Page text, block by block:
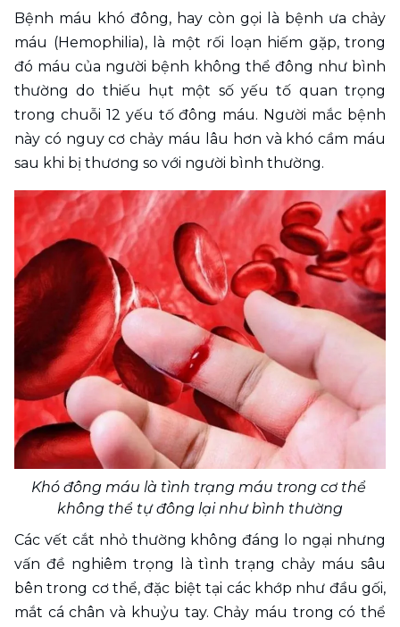
Bệnh máu khó đông, hay còn gọi là bệnh ưa chảy
máu (Hemophilia), là một rối loạn hiếm gặp, trong
đó máu của người bệnh không thể đông như bình
thường do thiếu hụt một số yếu tố quan trọng
trong chuỗi 12 yếu tố đông máu. Người mắc bệnh
này có nguy cơ chảy máu lâu hơn và khó cầm máu
sau khi bị thương so với người bình thường.
Khó đông máu là tình trạng máu trong cơ thể
không thể tự đông lại như bình thường
Các vết cắt nhỏ thường không đáng lo ngại nhưng
vấn đề nghiêm trọng là tình trạng chảy máu sâu
bên trong cơ thể, đặc biệt tại các khớp như đầu gối,
mắt cá chân và khuỷu tay. Chảy máu trong có thể